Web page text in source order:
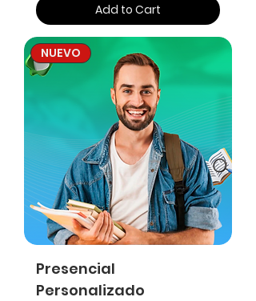
Add to Cart
NUEVO
Presencial
Personalizado